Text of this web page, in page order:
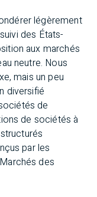
légèrement
des États-
aux marchés
neutre. Nous
mais un peu
diversifié
de
de sociétés à
par les
des